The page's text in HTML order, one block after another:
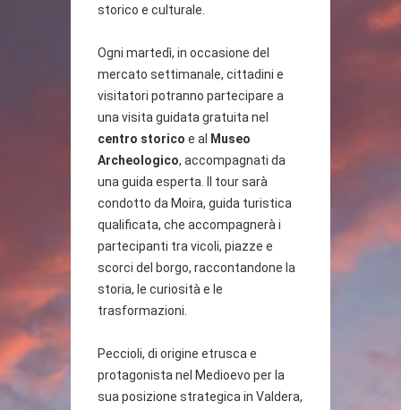
storico e culturale.
Ogni martedì, in occasione del
mercato settimanale, cittadini e
visitatori potranno partecipare a
una visita guidata gratuita nel
centro storico e al
Museo
Archeologico, accompagnati da
una guida esperta. Il tour sarà
condotto da Moira, guida turistica
qualificata, che accompagnerà i
partecipanti tra vicoli, piazze e
scorci del borgo, raccontandone la
storia, le curiosità e le
trasformazioni.
Peccioli, di origine etrusca e
protagonista nel Medioevo per la
sua posizione strategica in Valdera,